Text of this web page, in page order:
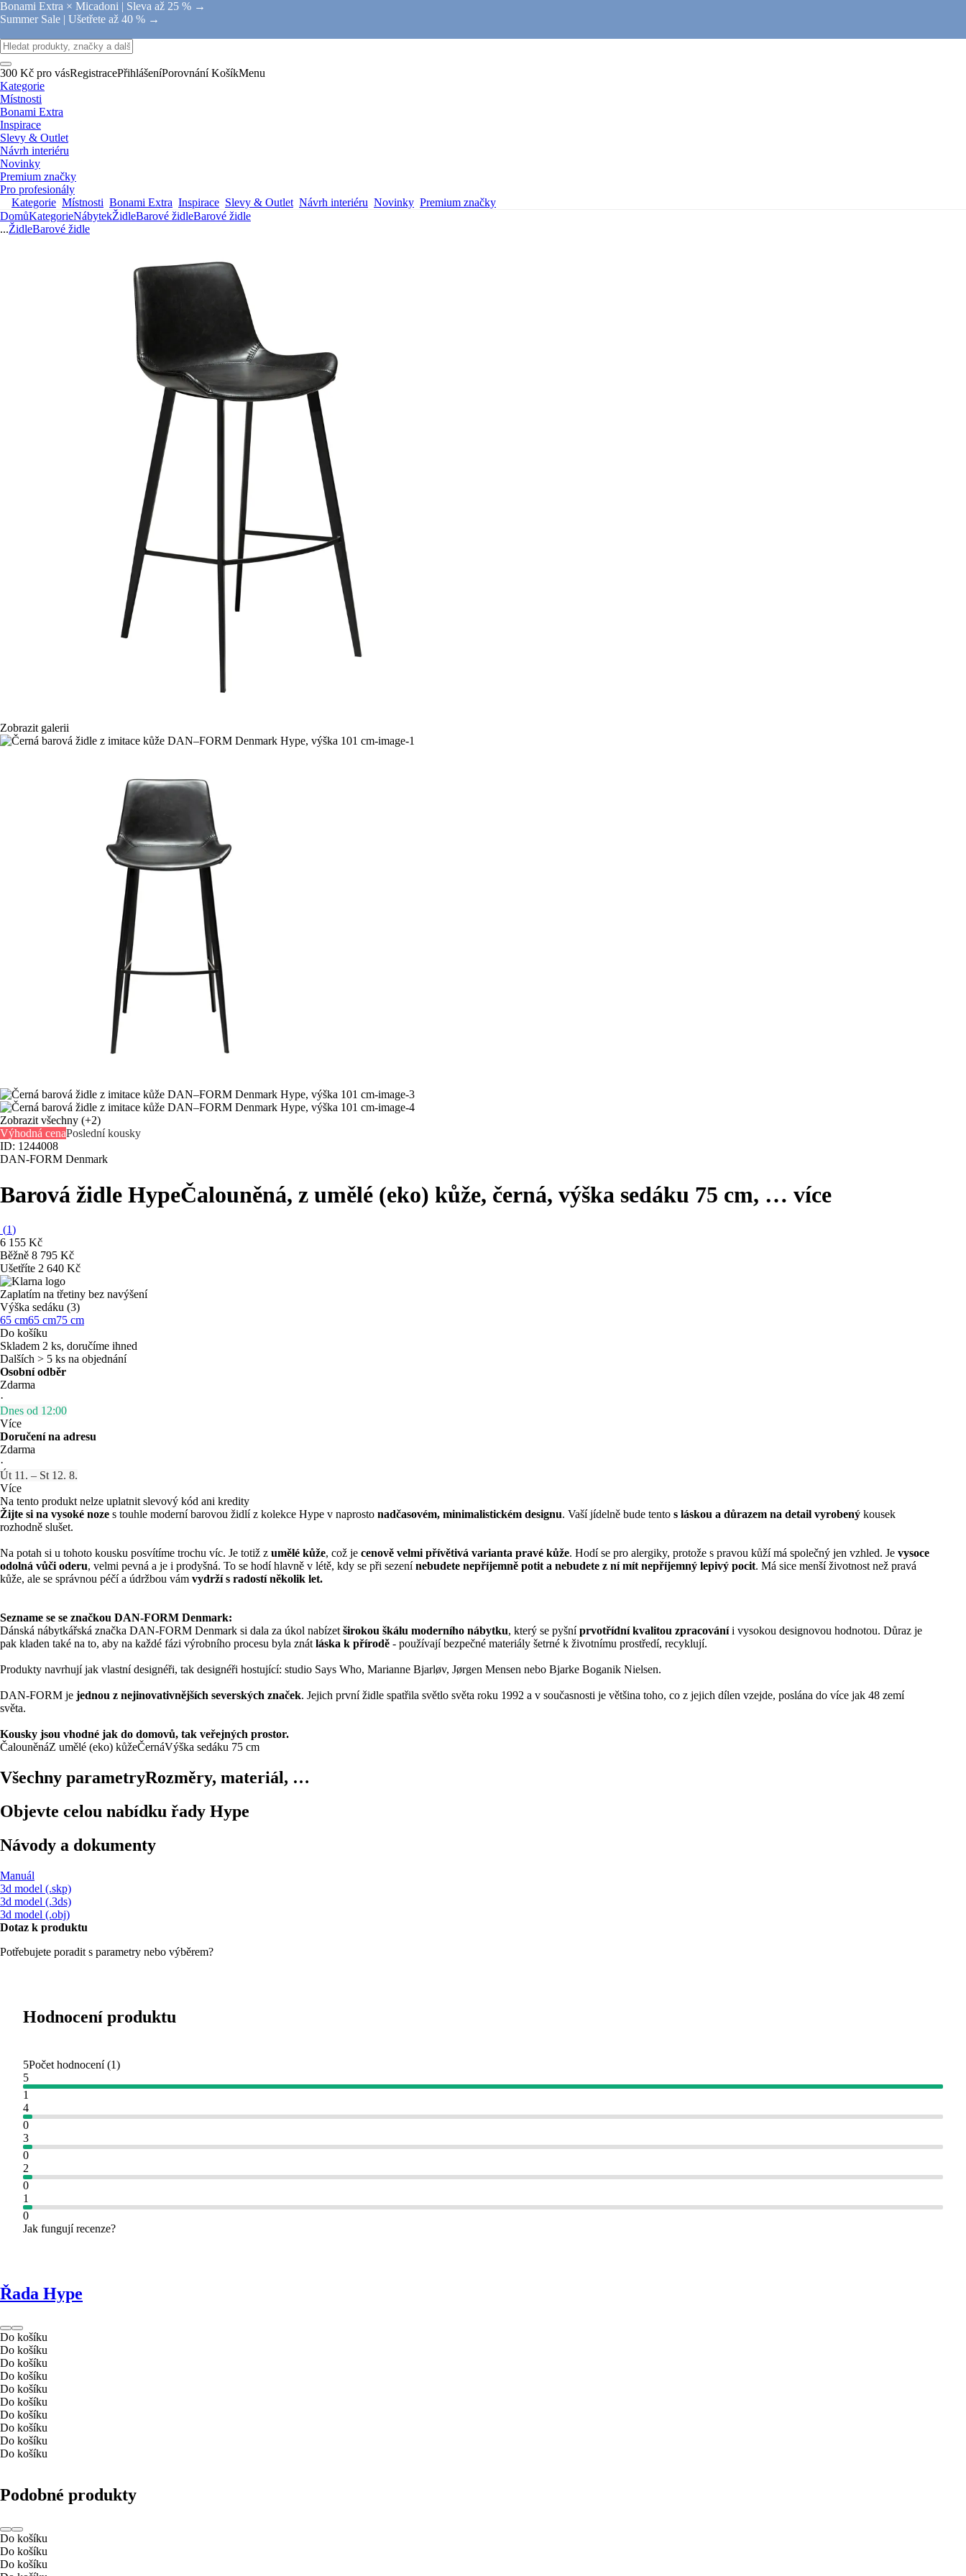
Bonami Extra × Micadoni | Sleva až 25 % →
Summer Sale | Ušetřete až 40 % →
300 Kč pro vásRegistracePřihlášeníPorovnání KošíkMenu
Kategorie
Místnosti
Bonami Extra
Inspirace
Slevy & Outlet
Návrh interiéru
Novinky
Premium značky
Pro profesionály
Kategorie Místnosti Bonami Extra Inspirace Slevy & Outlet Návrh interiéru Novinky Premium značky
DomůKategorieNábytekŽidleBarové židleBarové židle
...ŽidleBarové židle
Zobrazit galerii
Zobrazit všechny (+2)
Výhodná cenaPoslední kousky
ID: 1244008
DAN-FORM Denmark
Barová židle HypeČalouněná, z umělé (eko) kůže, černá, výška sedáku 75 cm, … více
(1)
6 155 Kč
Běžně 8 795 Kč
Ušetříte 2 640 Kč
Zaplatím na třetiny bez navýšení
Výška sedáku (3)
65 cm65 cm75 cm
Do košíku
Skladem 2 ks, doručíme ihned
Dalších > 5 ks na objednání
Osobní odběr
Zdarma
·
Dnes od 12:00
Více
Doručení na adresu
Zdarma
·
Út 11. – St 12. 8.
Více
Na tento produkt nelze uplatnit slevový kód ani kredity
Žijte si na vysoké noze s touhle moderní barovou židlí z kolekce Hype v naprosto nadčasovém, minimalistickém designu. Vaší jídelně bude tento s láskou a důrazem na detail vyrobený kousek
rozhodně slušet.
Na potah si u tohoto kousku posvítíme trochu víc. Je totiž z umělé kůže, což je cenově velmi přívětivá varianta pravé kůže. Hodí se pro alergiky, protože s pravou kůží má společný jen vzhled. Je vysoce
odolná vůči oderu, velmi pevná a je i prodyšná. To se hodí hlavně v létě, kdy se při sezenínebudete nepříjemně potit a nebudete z ní mít nepříjemný lepivý pocit. Má sice menší životnost než pravá
kůže, ale se správnou péčí a údržbou vám vydrží s radostí několik let.
Sezname se se značkou DAN-FORM Denmark:
Dánská nábytkářská značka DAN-FORM Denmark si dala za úkol nabízet širokou škálu moderního nábytku, který se pyšníprvotřídní kvalitou zpracováníi vysokou designovou hodnotou. Důraz je
pak kladen také na to, aby na každé fázi výrobního procesu byla znát láska k přírodě - používají bezpečné materiály šetrné k životnímu prostředí, recyklují.
Produkty navrhují jak vlastní designéři, tak designéři hostující: studio Says Who, Marianne Bjarløv, Jørgen Mensen nebo Bjarke Boganik Nielsen.
DAN-FORM je jednou z nejinovativnějších severských značek. Jejich první židle spatřila světlo světa roku 1992 a v současnosti je většina toho, co z jejich dílen vzejde, poslána do více jak 48 zemí
světa.
Kousky jsou vhodné jak do domovů, tak veřejných prostor.
ČalouněnáZ umělé (eko) kůžeČernáVýška sedáku 75 cm
Všechny parametryRozměry, materiál, …
Objevte celou nabídku řady Hype
Návody a dokumenty
Manuál
3d model (.skp)
3d model (.3ds)
3d model (.obj)
Dotaz k produktu
Potřebujete poradit s parametry nebo výběrem?
Hodnocení produktu
5Počet hodnocení(1)
5
1
4
0
3
0
2
0
1
0
Jak fungují recenze?
Řada Hype
Do košíku
Do košíku
Do košíku
Do košíku
Do košíku
Do košíku
Do košíku
Do košíku
Do košíku
Do košíku
Podobné produkty
Do košíku
Do košíku
Do košíku